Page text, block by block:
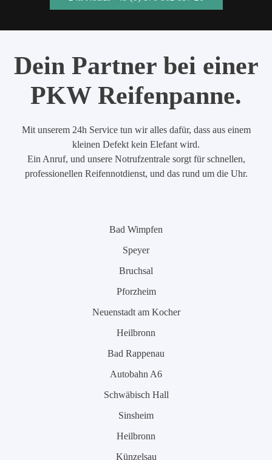
Dein Partner bei einer
PKW Reifenpanne.
Mit unserem 24h Service tun wir alles dafür, dass aus einem
kleinen Defekt kein Elefant wird.
Ein Anruf, und unsere Notrufzentrale sorgt für schnellen,
professionellen Reifennotdienst, und das rund um die Uhr.
Bad Wimpfen
Speyer
Bruchsal
Pforzheim
Neuenstadt am Kocher
Heilbronn
Bad Rappenau
Autobahn A6
Schwäbisch Hall
Sinsheim
Heilbronn
Künzelsau